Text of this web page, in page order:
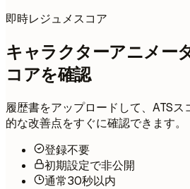
即時レジュメスコア
キャラクターアニメー
コアを確認
履歴書をアップロードして、ATS
的な改善点をすぐに確認できます。
登録不要
初期設定で非公開
通常30秒以内